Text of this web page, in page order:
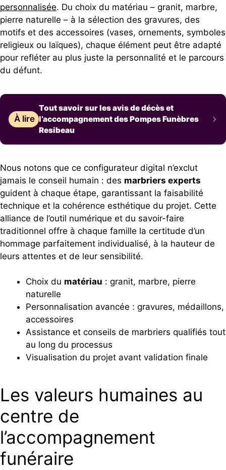
personnalisée. Du choix du matériau – granit, marbre,
pierre naturelle – à la sélection des gravures, des
motifs et des accessoires (vases, ornements, symboles
religieux ou laïques), chaque élément peut être adapté
pour refléter au plus juste la personnalité et le parcours
du défunt.
À lire
Tout savoir sur les avis de décès et
l’accompagnement des Pompes Funèbres
Resibeau
Nous notons que ce configurateur digital n’exclut
jamais le conseil humain : des marbriers experts
guident à chaque étape, garantissant la faisabilité
technique et la cohérence esthétique du projet. Cette
alliance de l’outil numérique et du savoir-faire
traditionnel offre à chaque famille la certitude d’un
hommage parfaitement individualisé, à la hauteur de
leurs attentes et de leur sensibilité.
Choix du matériau : granit, marbre, pierre
naturelle
Personnalisation avancée : gravures, médaillons,
accessoires
Assistance et conseils de marbriers qualifiés tout
au long du processus
Visualisation du projet avant validation finale
Les valeurs humaines au
centre de
l’accompagnement
funéraire